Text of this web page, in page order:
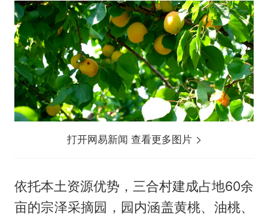
打开网易新闻 查看更多图片
依托本土资源优势，三合村建成占地60余
亩的宗泽采摘园，园内涵盖黄桃、油桃、